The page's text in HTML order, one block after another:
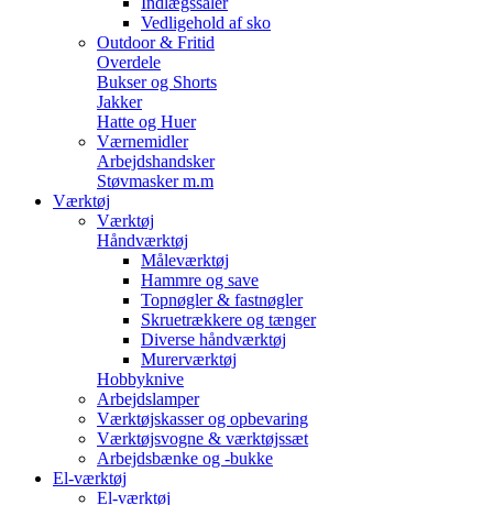
Vedligehold af sko
Outdoor & Fritid
Overdele
Bukser og Shorts
Jakker
Hatte og Huer
Værnemidler
Arbejdshandsker
Støvmasker m.m
Værktøj
Værktøj
Håndværktøj
Måleværktøj
Hammre og save
Topnøgler & fastnøgler
Skruetrækkere og tænger
Diverse håndværktøj
Murerværktøj
Hobbyknive
Arbejdslamper
Værktøjskasser og opbevaring
Værktøjsvogne & værktøjssæt
Arbejdsbænke og -bukke
El-værktøj
El-værktøj